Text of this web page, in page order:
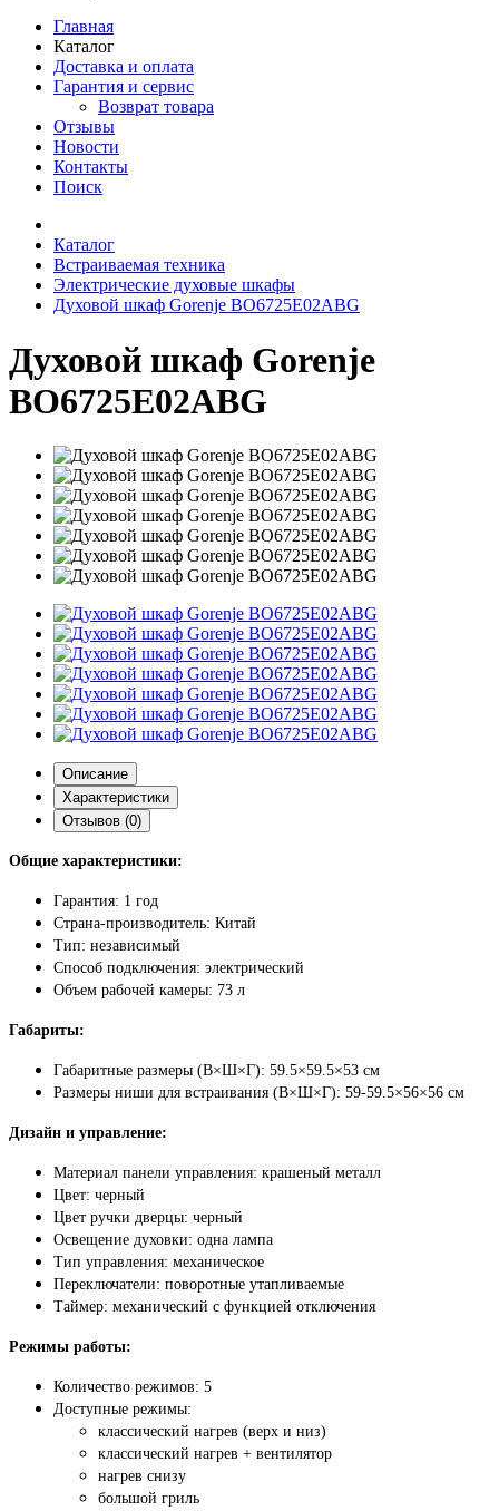
Главная
Каталог
Доставка и оплата
Гарантия и сервис
Возврат товара
Отзывы
Новости
Контакты
Поиск
Каталог
Встраиваемая техника
Электрические духовые шкафы
Духовой шкаф Gorenje BO6725E02ABG
Духовой шкаф Gorenje
BO6725E02ABG
Описание
Характеристики
Отзывов (0)
Общие характеристики:
Гарантия: 1 год
Страна-производитель: Китай
Тип: независимый
Способ подключения: электрический
Объем рабочей камеры: 73 л
Габариты:
Габаритные размеры (В×Ш×Г): 59.5×59.5×53 см
Размеры ниши для встраивания (В×Ш×Г): 59-59.5×56×56 см
Дизайн и управление:
Материал панели управления: крашеный металл
Цвет: черный
Цвет ручки дверцы: черный
Освещение духовки: одна лампа
Тип управления: механическое
Переключатели: поворотные утапливаемые
Таймер: механический с функцией отключения
Режимы работы:
Количество режимов: 5
Доступные режимы:
классический нагрев (верх и низ)
классический нагрев + вентилятор
нагрев снизу
большой гриль